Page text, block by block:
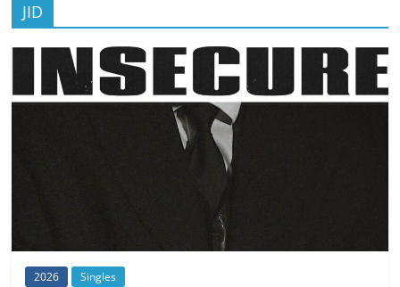
JID
2026 Singles